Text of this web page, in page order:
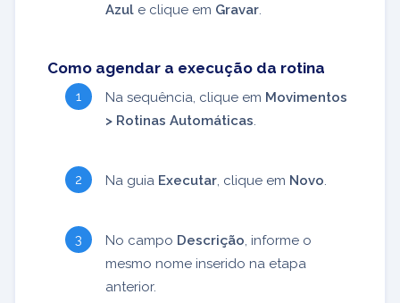
Azul e clique em Gravar
Como agendar a execução da rotina
Na sequência, clique em Movimentos
> Rotinas Automáticas
Na guia Executar , clique em Novo
No campo Descrição , informe o
mesmo nome inserido na etapa
anterior.